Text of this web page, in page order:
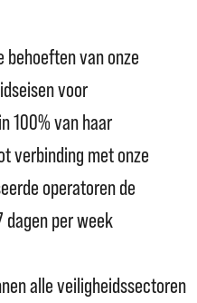
behoeften van onze
voor
100% van haar
verbinding met onze
operatoren de
dagen per week
alle veiligheidssectoren